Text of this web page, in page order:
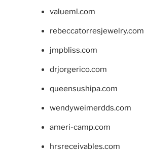
valueml.com
rebeccatorresjewelry.com
jmpbliss.com
drjorgerico.com
queensushipa.com
wendyweimerdds.com
ameri-camp.com
hrsreceivables.com